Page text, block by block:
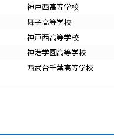
神戸西高等学校
舞子高等学校
神戸西高等学校
神港学園高等学校
西武台千葉高等学校